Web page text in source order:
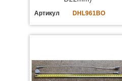
Артикул DHL961BO